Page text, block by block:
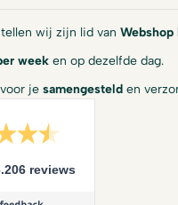
wij zijn lid van Webshop
week en op dezelfde dag.
je samengesteld en
reviews